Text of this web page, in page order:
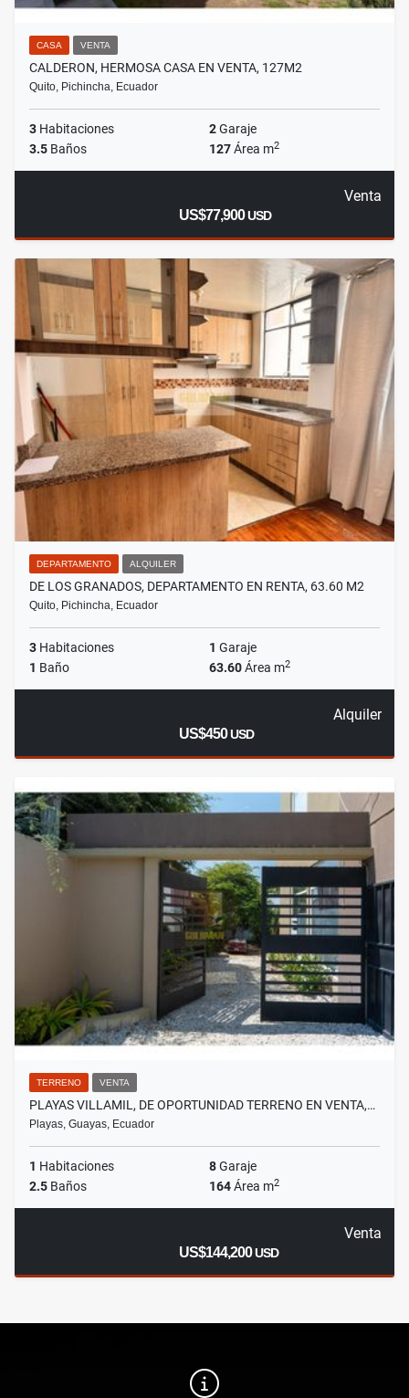
CASA VENTA
CALDERON, HERMOSA CASA EN VENTA, 127M2
Quito, Pichincha, Ecuador
3 Habitaciones 2Garaje
3.5 Baños 127Área m2
Venta
US$77,900USD
DEPARTAMENTO ALQUILER
DE LOS GRANADOS, DEPARTAMENTO EN RENTA, 63.60 M2
Quito, Pichincha, Ecuador
3 Habitaciones 1 Garaje
1 Baño 63.60Área m2
Alquiler
US$450USD
TERRENO VENTA
PLAYAS VILLAMIL, DE OPORTUNIDAD TERRENO EN VENTA,…
Playas, Guayas, Ecuador
1 Habitaciones 8Garaje
2.5 Baños 164Área m2
Venta
US$144,200USD